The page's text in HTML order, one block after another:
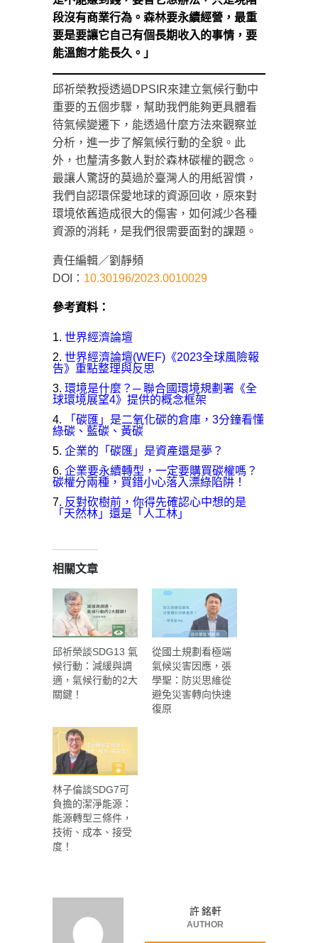
段沒有商業行為。森林要永續經營，最重
要是要讓它自己有個長期收入的事情，要
能溫飽才能長久。」
邱祈榮教授透過DPSIR來建立氣候行動中
重要的五個步驟，幫助我們能夠更具體看
待氣候變遷下，能透過什麼方法來觀察並
分析，進一步了解氣候行動的全貌。此
外，也釐清多數人對於森林碳權的觀念。
最讓人驚訝的莫過於臺灣人的用紙習慣，
我們自認環保愛地球的資源回收，原來對
環境依舊造成很大的傷害，如何減少各種
資源的消耗，是我們很需要面對的課題。
責任編輯／劉靜頻
DOI： 10.30196/2023.0010029
參考資料：
世界經濟論壇
世界經濟論壇(WEF)《2023全球風險報
告》重點整理與反思
環境是什麼？─ 聯合國環境規劃署《全
球環境展望4》提供的概念框架
「碳匯」是二氧化碳的倉庫，3分鐘看懂
綠碳、藍碳、黃碳
企業的「碳匯」是資產還是夢？
企業要永續轉型，一定要購買碳權嗎？
碳權分兩種，買錯小心落入漂綠陷阱！
反對砍樹前，你得先確認心中想的是
「天然林」還是「人工林」
相關文章
邱祈榮談SDG13 氣
候行動：減緩與調
適，氣候行動的2大
關鍵！
從國土規劃看極端
氣候災害因應，張
學聖：防災思維從
避免災害轉向快速
復原
林子倫談SDG7可
負擔的潔淨能源：
能源轉型三條件，
技術、成本、接受
度！
許 銘軒
AUTHOR